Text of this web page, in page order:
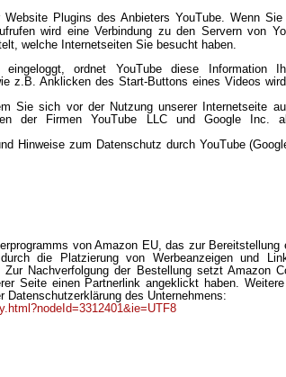
Plugins des Anbieters YouTube. Wenn
wird eine Verbindung zu den Servern von
welche Internetseiten Sie besucht haben.
ordnet YouTube diese Information
z.B. Anklicken des Start-Buttons eines Videos
Sie sich vor der Nutzung unserer Internetseite
der Firmen YouTube LLC und Google Inc.
Hinweise zum Datenschutz durch YouTube
von Amazon EU, das zur Bereitstellung
die Platzierung von Werbeanzeigen und
Zur Nachverfolgung der Bestellung setzt Amazon
Seite einen Partnerlink angeklickt haben.
Datenschutzerklärung des Unternehmens: